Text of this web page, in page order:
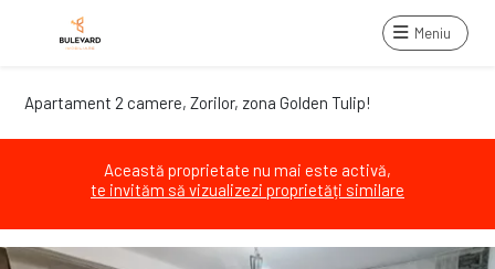
Meniu
Apartament 2 camere, Zorilor, zona Golden Tulip!
Această proprietate nu mai este activă,
te invităm să vizualizezi proprietăți similare